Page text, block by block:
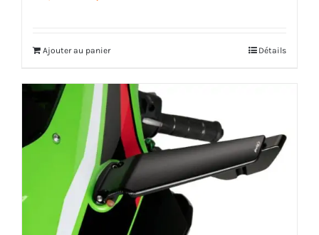
était :
864,00€.829,00€.
Ajouter au panier Détails